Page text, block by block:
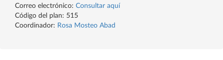
Correo electrónico: Consultar aquí
Código del plan: 515
Coordinador: Rosa Mosteo Abad